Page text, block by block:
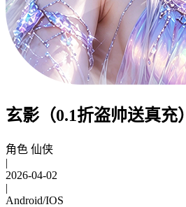
玄影（0.1折盗帅送真充）
角色 仙侠
|
2026-04-02
|
Android/IOS